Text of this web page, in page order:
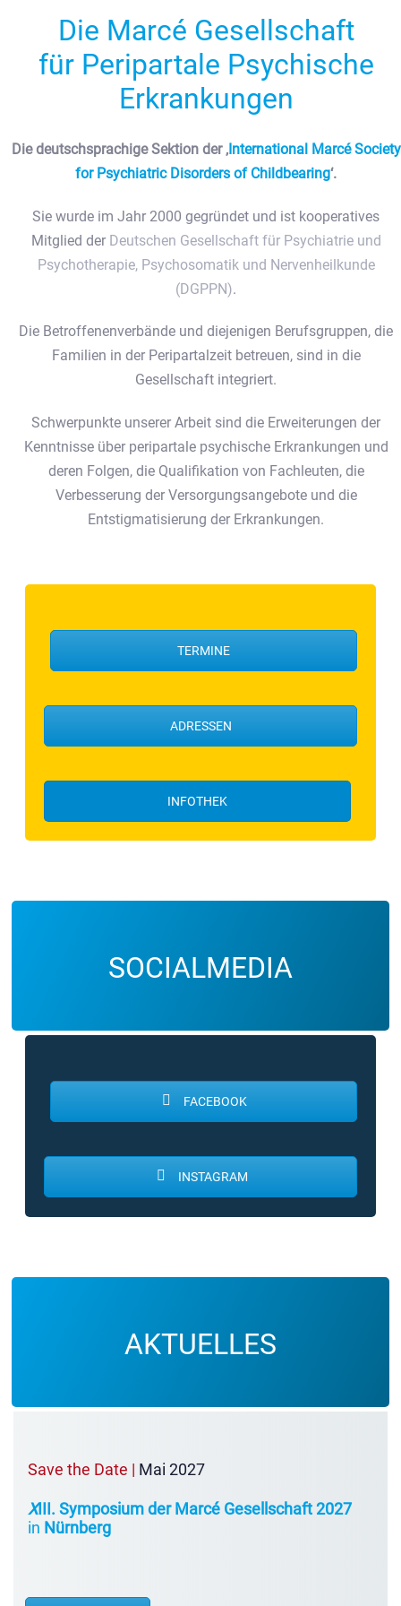
Die Marcé Gesellschaft
für Peripartale Psychische
Erkrankungen
Die deutschsprachige Sektion der ‚International Marcé Society
for Psychiatric Disorders of Childbearing‘.
Sie wurde im Jahr 2000 gegründet und ist kooperatives
Mitglied der Deutschen Gesellschaft für Psychiatrie und
Psychotherapie, Psychosomatik und Nervenheilkunde
(DGPPN).
Die Betroffenenverbände und diejenigen Berufsgruppen, die
Familien in der Peripartalzeit betreuen, sind in die
Gesellschaft integriert.
Schwerpunkte unserer Arbeit sind die Erweiterungen der
Kenntnisse über peripartale psychische Erkrankungen und
deren Folgen, die Qualifikation von Fachleuten, die
Verbesserung der Versorgungsangebote und die
Entstigmatisierung der Erkrankungen.
TERMINE
ADRESSEN
INFOTHEK
SOCIALMEDIA
FACEBOOK
INSTAGRAM
AKTUELLES
Save the Date | Mai 2027
XIII. Symposium der Marcé Gesellschaft 2027
in Nürnberg